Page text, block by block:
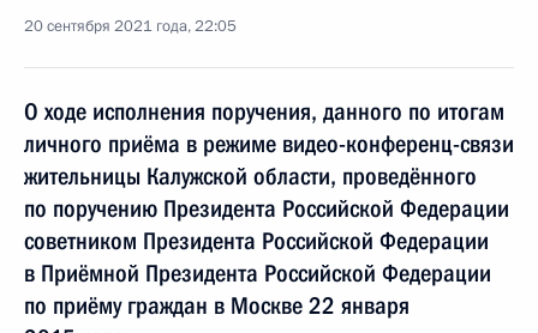
20 сентября 2021 года, 22:05
О ходе исполнения поручения, данного по итогам
личного приёма в режиме видео-конференц-связи
жительницы Калужской области, проведённого
по поручению Президента Российской Федерации
советником Президента Российской Федерации
в Приёмной Президента Российской Федерации
по приёму граждан в Москве 22 января